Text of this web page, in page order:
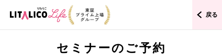
戻る
セミナーのご予約